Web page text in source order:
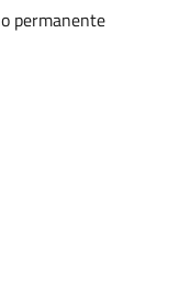
permanente